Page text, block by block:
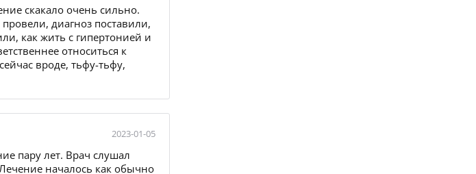
скакало очень сильно.
диагноз поставили,
как жить с гипертонией и
относиться к
вроде, тьфу-тьфу,
2023-01-05
пару лет. Врач слушал
началось как обычно